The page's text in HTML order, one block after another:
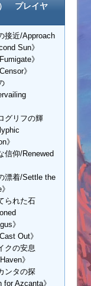
） プレイヤ
接近/Approach
Sun》
》
》
グリフの輝
》
信仰/Renewed
漂着/Settle the
られた石
》
Out》
クの安息
》
ンタの探
for Azcanta》